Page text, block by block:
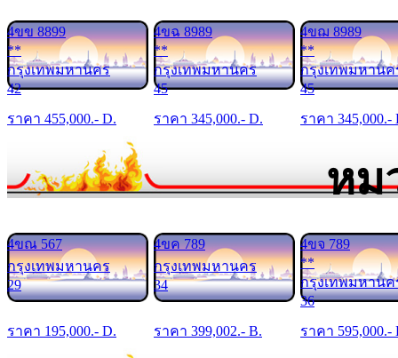
4ขข 8899
**
กรุงเทพมหานคร
42
ราคา 455,000.- D.
4ขฉ 8989
**
กรุงเทพมหานคร
45
ราคา 345,000.- D.
4ขฌ 8989
**
กรุงเทพมหานค
45
ราคา 345,000.-
หม
4ขณ 567
กรุงเทพมหานคร
29
ราคา 195,000.- D.
4ขค 789
กรุงเทพมหานคร
34
ราคา 399,002.- B.
4ขจ 789
**
กรุงเทพมหานค
36
ราคา 595,000.-